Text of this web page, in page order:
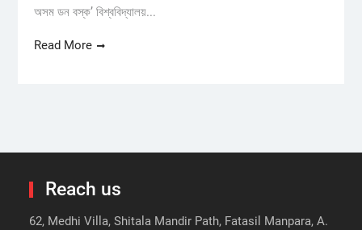
অসম ডন বস্ক’ বিশ্ববিদ্যালয়...
Read More
Reach us
62, Medhi Villa, Shitala Mandir Path, Fatasil Manpara, A.